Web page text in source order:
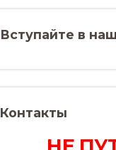
Вступайте в
Контакты